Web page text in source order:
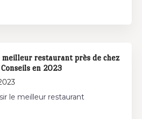
meilleur restaurant près de chez
Conseils en 2023
le meilleur restaurant